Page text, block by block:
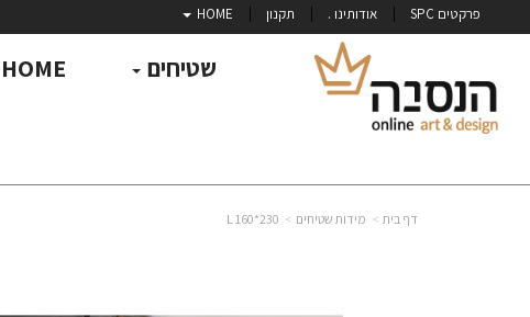
פרקטים SPC אודותינו . תקנון HOME
שטיחים HOME
דף בית מידות שטיחים 230*160 L